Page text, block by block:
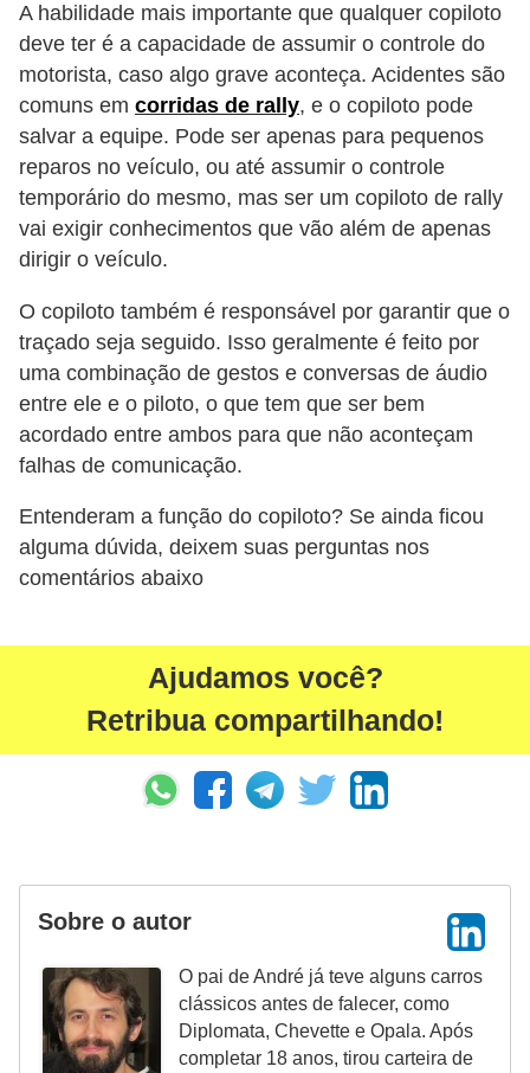
A habilidade mais importante que qualquer copiloto
deve ter é a capacidade de assumir o controle do
motorista, caso algo grave aconteça. Acidentes são
comuns em corridas de rally, e o copiloto pode
salvar a equipe. Pode ser apenas para pequenos
reparos no veículo, ou até assumir o controle
temporário do mesmo, mas ser um copiloto de rally
vai exigir conhecimentos que vão além de apenas
dirigir o veículo.
O copiloto também é responsável por garantir que o
traçado seja seguido. Isso geralmente é feito por
uma combinação de gestos e conversas de áudio
entre ele e o piloto, o que tem que ser bem
acordado entre ambos para que não aconteçam
falhas de comunicação.
Entenderam a função do copiloto? Se ainda ficou
alguma dúvida, deixem suas perguntas nos
comentários abaixo
Ajudamos você?
Retribua compartilhando!
Sobre o autor
O pai de André já teve alguns carros
clássicos antes de falecer, como
Diplomata, Chevette e Opala. Após
completar 18 anos, tirou carteira de
i
s
e
t
r
â
n
s
i
t
o
M
o
s
s
s
R
e
c
a